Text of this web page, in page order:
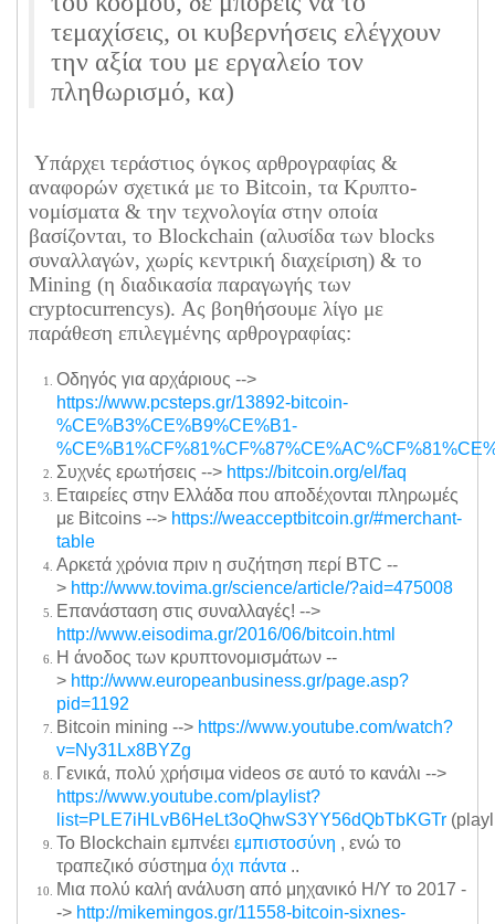
τεμαχίσεις, οι κυβερνήσεις ελέγχουν
την αξία του με εργαλείο τον
πληθωρισμό, κα)
Υπάρχει τεράστιος όγκος αρθρογραφίας &
αναφορών σχετικά με το Bitcoin, τα Κρυπτο-
νομίσματα & την τεχνολογία στην οποία
βασίζονται, το Blockchain (αλυσίδα των blocks
συναλλαγών, χωρίς κεντρική διαχείριση) & το
Mining (η διαδικασία παραγωγής των
cryptocurrencys). Ας βοηθήσουμε λίγο με
παράθεση επιλεγμένης αρθρογραφίας:
Οδηγός για αρχάριους -->
https://www.pcsteps.gr/13892-bitcoin-
%CE%B3%CE%B9%CE%B1-
Συχνές ερωτήσεις --> https://bitcoin.org/el/faq
Εταιρείες στην Ελλάδα που αποδέχονται πληρωμές
με Bitcoins --> https://weacceptbitcoin.gr/#merchant-
table
Αρκετά χρόνια πριν η συζήτηση περί BTC --
> http://www.tovima.gr/science/article/?aid=475008
Επανάσταση στις συναλλαγές! -->
http://www.eisodima.gr/2016/06/bitcoin.html
Η άνοδος των κρυπτονομισμάτων --
> http://www.europeanbusiness.gr/page.asp?
pid=1192
Bitcoin mining --> https://www.youtube.com/watch?
v=Ny31Lx8BYZg
Γενικά, πολύ χρήσιμα videos σε αυτό το κανάλι -->
https://www.youtube.com/playlist?
list=PLE7iHLvB6HeLt3oQhwS3YY56dQbTbKGTr
Το Blockchain εμπνέει εμπιστοσύνη , ενώ το
τραπεζικό σύστημα όχι πάντα ..
Μια πολύ καλή ανάλυση από μηχανικό Η/Υ το 2017 -
-> http://mikemingos.gr/11558-bitcoin-sixnes-